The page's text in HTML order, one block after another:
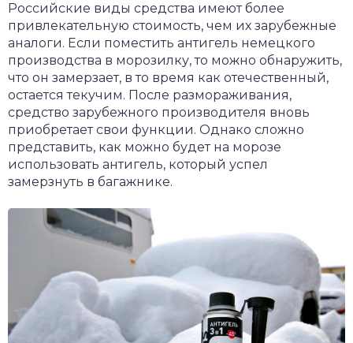
Российские виды средства имеют более
привлекательную стоимость, чем их зарубежные
аналоги. Если поместить антигель немецкого
производства в морозилку, то можно обнаружить,
что он замерзает, в то время как отечественный,
остается текучим. После размораживания,
средство зарубежного производителя вновь
приобретает свои функции. Однако сложно
представить, как можно будет на морозе
использовать антигель, который успел
замерзнуть в багажнике.